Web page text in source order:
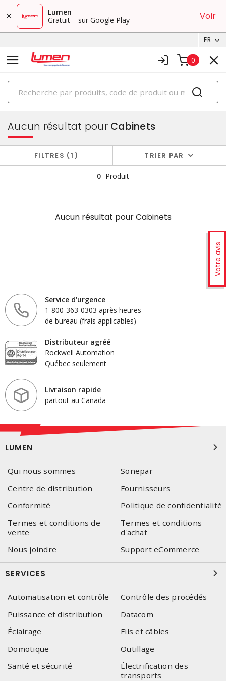
Lumen
Gratuit – sur Google Play
Voir
FR
0
PRODUITS
boîtiers et cabinets
Votre avis
Aucun résultat pourCabinets
FILTRES 1 TRIER PAR
0 Produit
Aucun résultat pourCabinets
Service d'urgence
1-800-363-0303 après heures
de bureau (frais applicables)
Distributeur agréé
Rockwell Automation
Québec seulement
Livraison rapide
partout au Canada
LUMEN
Qui nous sommes
Sonepar
Centre de distribution
Fournisseurs
Conformité
Politique de confidentialité
Termes et conditions de
vente
Termes et conditions
d'achat
Nous joindre
Support eCommerce
SERVICES
Automatisation et contrôle
Contrôle des procédés
Puissance et distribution
Datacom
Éclairage
Fils et câbles
Domotique
Outillage
Santé et sécurité
Électrification des
transports